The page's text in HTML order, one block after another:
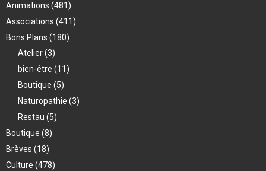
Animations (481)
Associations (411)
Bons Plans (180)
Atelier(3)
bien-être (11)
Boutique (5)
Naturopathie (3)
Restau (5)
Boutique (8)
Brèves (18)
Culture (478)